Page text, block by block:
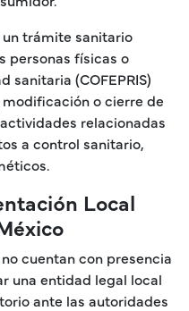
un trámite sanitario
personas físicas o
sanitaria (COFEPRIS)
o cierre de
relacionadas
a control sanitario,
Local
cuentan con presencia
una entidad legal local
ante las autoridades